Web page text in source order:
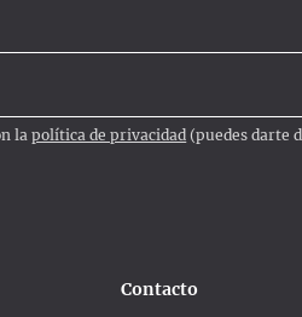
lapolítica de privacidad (puedes darte
Contacto